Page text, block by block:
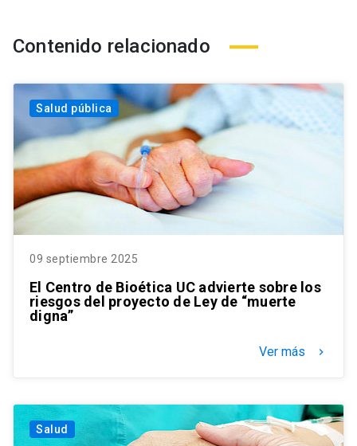
Contenido relacionado
Salud pública
09 septiembre 2025
El Centro de Bioética UC advierte sobre los
riesgos del proyecto de Ley de “muerte
digna”
Ver más keyboard_arrow_right
Salud